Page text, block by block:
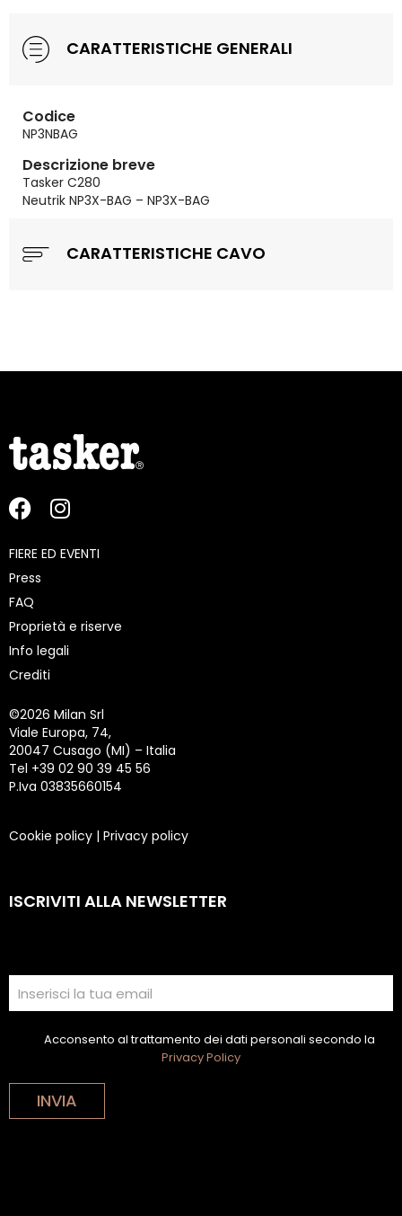
CARATTERISTICHE GENERALI
Codice
NP3NBAG
Descrizione breve
Tasker C280
Neutrik NP3X-BAG – NP3X-BAG
CARATTERISTICHE CAVO
FIERE ED EVENTI
Press
FAQ
Proprietà e riserve
Info legali
Crediti
©2026 Milan Srl
Viale Europa, 74,
20047 Cusago (MI) – Italia
Tel +39 02 90 39 45 56
P.Iva 03835660154
Cookie policy | Privacy policy
ISCRIVITI ALLA NEWSLETTER
Acconsento al trattamento dei dati personali secondo la
Privacy Policy
INVIA